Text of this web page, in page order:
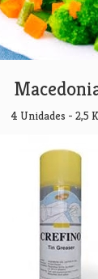
4 Unidades - 2,5